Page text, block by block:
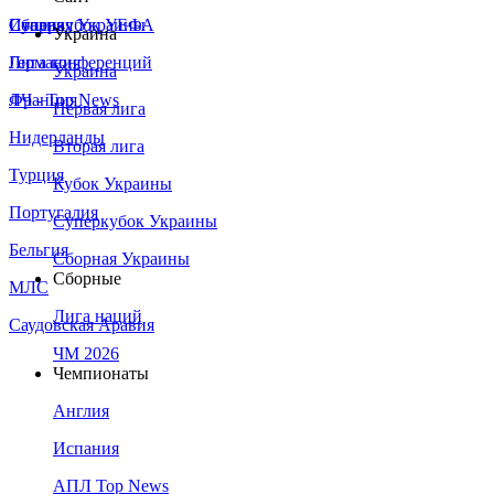
Сборная Украины
Италия
Германия
Франция
Нидерланды
Турция
Португалия
Бельгия
МЛС
Саудовская Аравия
Суперкубок УЕФА
Лига конференций
ЛЧ - Top News
Украина
Украина
Первая лига
Вторая лига
Кубок Украины
Суперкубок Украины
Сборная Украины
Сборные
Лига наций
ЧМ 2026
Чемпионаты
Англия
Испания
АПЛ Top News